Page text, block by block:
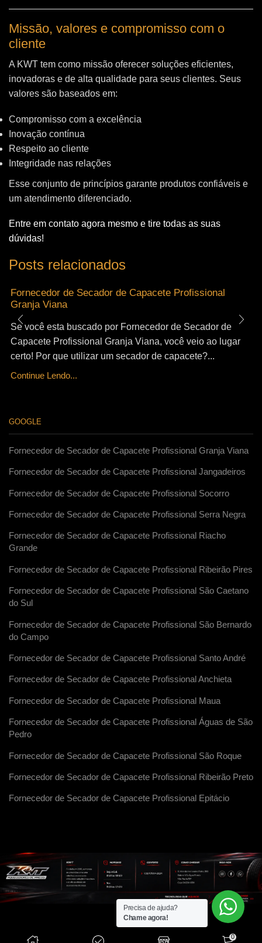
Missão, valores e compromisso com o
cliente
A KWT tem como missão oferecer soluções eficientes,
inovadoras e de alta qualidade para seus clientes. Seus
valores são baseados em:
Compromisso com a excelência
Inovação contínua
Respeito ao cliente
Integridade nas relações
Esse conjunto de princípios garante produtos confiáveis e
um atendimento diferenciado.
Entre em contato agora mesmo e tire todas as suas
dúvidas!
Posts relacionados
Fornecedor de Secador de Capacete Profissional
Granja Viana
Se você esta buscado por Fornecedor de Secador de
Capacete Profissional Granja Viana, você veio ao lugar
certo! Por que utilizar um secador de capacete?...
Continue Lendo...
GOOGLE
Fornecedor de Secador de Capacete Profissional Granja Viana
Fornecedor de Secador de Capacete Profissional Jangadeiros
Fornecedor de Secador de Capacete Profissional Socorro
Fornecedor de Secador de Capacete Profissional Serra Negra
Fornecedor de Secador de Capacete Profissional Riacho
Grande
Fornecedor de Secador de Capacete Profissional Ribeirão Pires
Fornecedor de Secador de Capacete Profissional São Caetano
do Sul
Fornecedor de Secador de Capacete Profissional São Bernardo
do Campo
Fornecedor de Secador de Capacete Profissional Santo André
Fornecedor de Secador de Capacete Profissional Anchieta
Fornecedor de Secador de Capacete Profissional Maua
Fornecedor de Secador de Capacete Profissional Águas de São
Pedro
Fornecedor de Secador de Capacete Profissional São Roque
Fornecedor de Secador de Capacete Profissional Ribeirão Preto
Fornecedor de Secador de Capacete Profissional Epitácio
0
Precisa de ajuda?
Chame agora!